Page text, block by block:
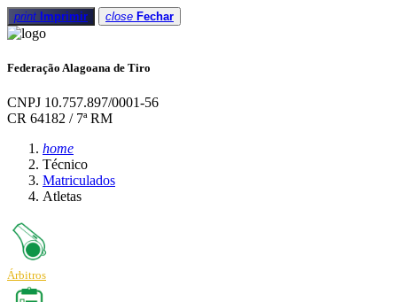
print Imprimir close Fechar
Federação Alagoana de Tiro
CNPJ 10.757.897/0001-56
CR 64182 / 7ª RM
home
Técnico
Matriculados
Atletas
Árbitros